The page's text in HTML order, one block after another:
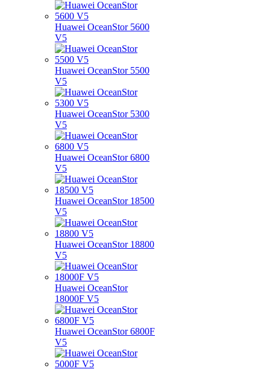
Huawei OceanStor 5600
V5
Huawei OceanStor 5500
V5
Huawei OceanStor 5300
V5
Huawei OceanStor 6800
V5
Huawei OceanStor 18500
V5
Huawei OceanStor 18800
V5
Huawei OceanStor
18000F V5
Huawei OceanStor 6800F
V5